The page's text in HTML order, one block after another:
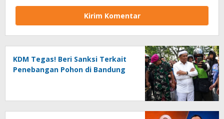
KDM Tegas! Beri Sanksi Terkait
Penebangan Pohon di Bandung